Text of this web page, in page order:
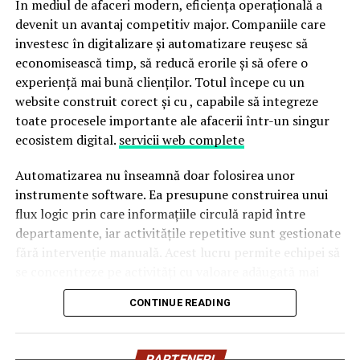
Pornind de la această tendință, Oriflame completează
colecția Top Scents cu două noi parfumuri create
împreună cu Givaudan, unul dintre liderii mondiali în
parfumeria fină.
La La Lime– prospețime reinterpretată
Dacă preferi parfumurile fresh, luminoase și energice, La
La Lime este alegerea potrivită.
completat de un acord de lenjerie proaspăt spălată și
Akigalawood, o notă lemnoasă modernă care oferă
profunzime și persistență. Rezultatul este un parfum
vibrant, contemporan și ușor de purtat în orice moment
În mediul de afaceri modern, eficiența operațională a
devenit un avantaj competitiv major. Companiile care
investesc în digitalizare și automatizare reușesc să
economisească timp, să reducă erorile și să ofere o
experiență mai bună clienților. Totul începe cu un
website construit corect și cu , capabile să integreze
toate procesele importante ale afacerii într-un singur
ecosistem digital. servicii web complete
Automatizarea nu înseamnă doar folosirea unor
instrumente software. Ea presupune construirea unui
flux logic prin care informațiile circulă rapid între
departamente, iar activitățile repetitive sunt gestionate
fără intervenție manuală. Acest lucru permite echipei să
mare și contribuie la creșterea productivității generale.
de plecare al acestui proces. Formularele de contact,
CONTINUE READING